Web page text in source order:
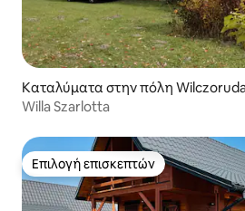
Καταλύματα στην πόλη
Willa Szarlotta
Επιλογή επισκεπτών
Επιλογή επισκεπτών